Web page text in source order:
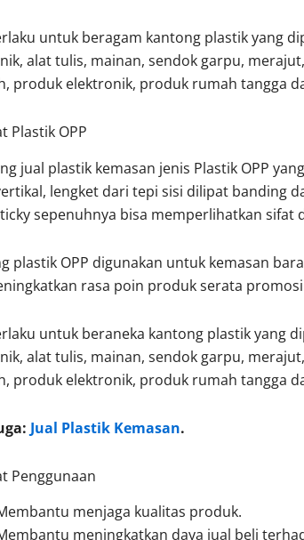
untuk beragam kantong plastik yang
alat tulis, mainan, sendok garpu,
produk elektronik, produk rumah tangga
Plastik OPP
jual plastik kemasan jenis Plastik OPP
lengket dari tepi sisi dilipat banding
sepenuhnya bisa memperlihatkan
plastik OPP digunakan untuk kemasan
rasa poin produk serata
untuk beraneka kantong plastik yang
alat tulis, mainan, sendok garpu,
produk elektronik, produk rumah tangga
Jual Plastik Kemasan.
Penggunaan
menjaga kualitas produk.
meningkatkan daya jual beli